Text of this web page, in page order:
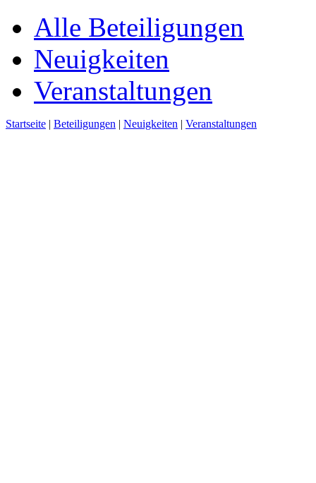
Alle Beteiligungen
Neuigkeiten
Veranstaltungen
Startseite | Beteiligungen | Neuigkeiten | Veranstaltungen